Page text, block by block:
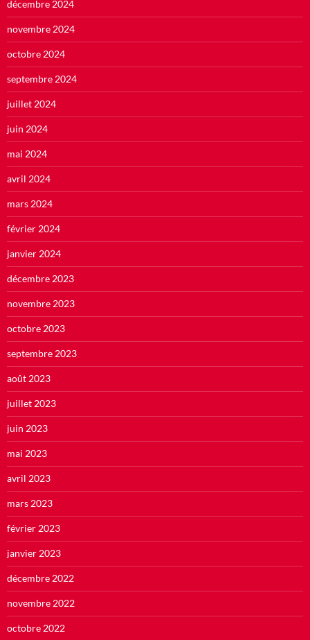
décembre 2024
novembre 2024
octobre 2024
septembre 2024
juillet 2024
juin 2024
mai 2024
avril 2024
mars 2024
février 2024
janvier 2024
décembre 2023
novembre 2023
octobre 2023
septembre 2023
août 2023
juillet 2023
juin 2023
mai 2023
avril 2023
mars 2023
février 2023
janvier 2023
décembre 2022
novembre 2022
octobre 2022